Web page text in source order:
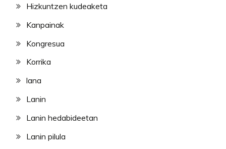
Hizkuntzen kudeaketa
Kanpainak
Kongresua
Korrika
lana
Lanin
Lanin hedabideetan
Lanin pilula